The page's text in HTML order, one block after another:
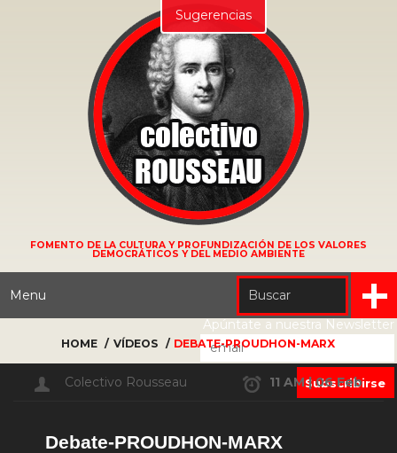
FOMENTO DE LA CULTURA Y PROFUNDIZACIÓN DE LOS VALORES
DEMOCRÁTICOS Y DEL MEDIO AMBIENTE
Menu
Apúntate a nuestra Newsletter
HOME VÍDEOS DEBATE-PROUDHON-MARX
Colectivo Rousseau 11 AM | 06 Feb
Debate-PROUDHON-MARX
Sugerencias